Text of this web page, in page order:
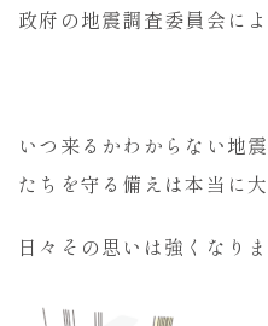
政府の地震調査委員会に
いつ来るかわからない地
たちを守る備えは本当に大
日々その思いは強くなりま